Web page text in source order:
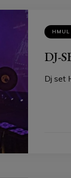
HMUL
DJ-
Dj set